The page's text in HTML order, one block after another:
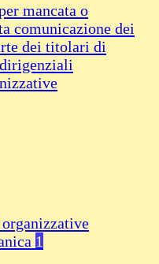
mancata o
comunicazione dei
dei titolari di
1